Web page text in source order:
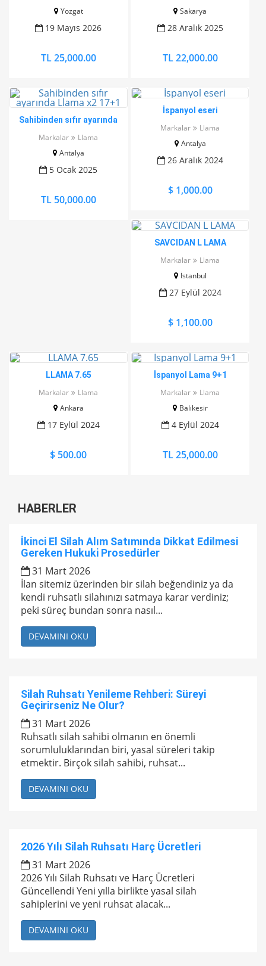
Yozgat
19 Mayıs 2026
TL 25,000.00
Sakarya
28 Aralık 2025
TL 22,000.00
Sahibinden sıfır ayarında
Markalar
Llama
Antalya
5 Ocak 2025
TL 50,000.00
İspanyol eseri
Markalar
Llama
Antalya
26 Aralık 2024
$ 1,000.00
SAVCIDAN L LAMA
Markalar
Llama
İstanbul
27 Eylül 2024
$ 1,100.00
LLAMA 7.65
Markalar
Llama
Ankara
17 Eylül 2024
$ 500.00
İspanyol Lama 9+1
Markalar
Llama
Balıkesir
4 Eylül 2024
TL 25,000.00
HABERLER
İkinci El Silah Alım Satımında Dikkat Edilmesi
Gereken Hukuki Prosedürler
31 Mart 2026
İlan sitemiz üzerinden bir silah beğendiniz ya da
kendi ruhsatlı silahınızı satmaya karar verdiniz;
peki süreç bundan sonra nasıl...
DEVAMINI OKU
Silah Ruhsatı Yenileme Rehberi: Süreyi
Geçirirseniz Ne Olur?
31 Mart 2026
Ruhsatlı silah sahibi olmanın en önemli
sorumluluklarından biri, yasal süreleri takip
etmektir. Birçok silah sahibi, ruhsat...
DEVAMINI OKU
2026 Yılı Silah Ruhsatı Harç Ücretleri
31 Mart 2026
2026 Yılı Silah Ruhsatı ve Harç Ücretleri
Güncellendi Yeni yılla birlikte yasal silah
sahiplerini ve yeni ruhsat alacak...
DEVAMINI OKU